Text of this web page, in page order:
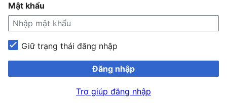
Mật khẩu
Giữ trạng thái đăng nhập
Đăng nhập
Trợ giúp đăng nhập